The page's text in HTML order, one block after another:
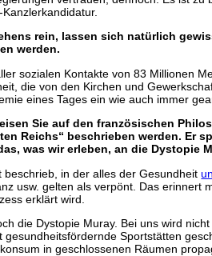
rein, lassen sich natürlich
werden.
sozialen Kontakte von 83 Millionen
die von den Kirchen und
eines Tages ein wie auch immer
Sie auf den französischen
Reichs“ beschrieben werden. Er
was wir erleben, an die Dystopie
beschrieb, in der alles der Gesundheit
usw. gelten als verpönt. Das
erklärt wird.
die Dystopie Muray. Bei uns wird
Sportstätten
in geschlossenen Räumen